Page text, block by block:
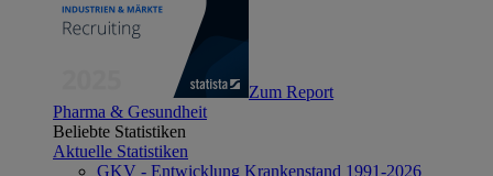
Zum Report
Pharma & Gesundheit
Beliebte Statistiken
Aktuelle Statistiken
GKV - Entwicklung Krankenstand 1991-2026